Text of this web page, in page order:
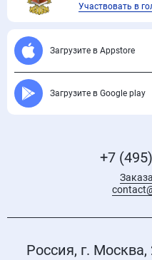
Участвовать в
Загрузите в Appstore
Загрузите в Google play
+7
Россия, г.